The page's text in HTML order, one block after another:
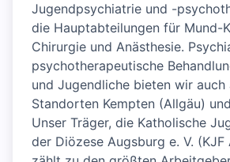
Jugendpsychiatrie und -
die Hauptabteilungen für Mund-
Chirurgie und Anästhesie.
psychotherapeutische
und Jugendliche bieten wir auch
Standorten Kempten (Allgäu)
Unser Träger, die Katholische
der Diözese Augsburg e. V. (KJF